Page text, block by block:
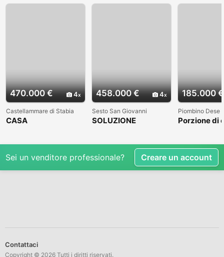
470.000 € 4
Castellammare di Stabia
CASA
STABIA
458.000 € 4
Sesto San Giovanni
SOLUZIONE
RIST
185.000 €
Piombino Dese
Porzione di
Sei un venditore professionale? Creare un account
Contattaci
Copyright © 2026 Tutti i diritti riservati.